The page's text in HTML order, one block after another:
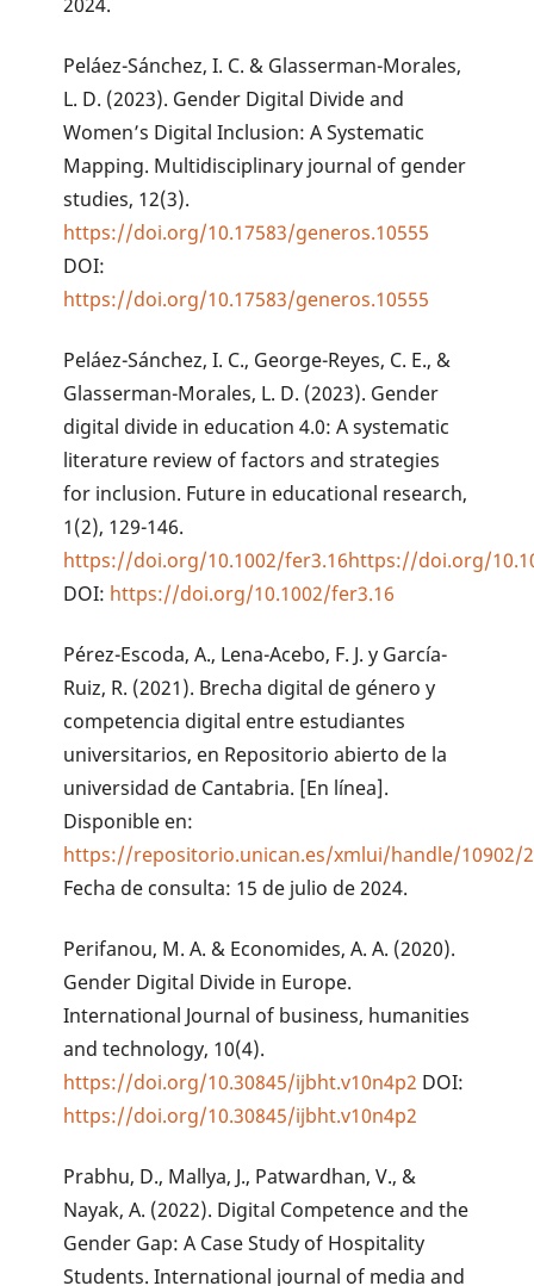
2024.
Peláez-Sánchez, I. C. & Glasserman-Morales,
L. D. (2023). Gender Digital Divide and
Women’s Digital Inclusion: A Systematic
Mapping. Multidisciplinary journal of gender
studies, 12(3).
https://doi.org/10.17583/generos.10555
DOI:
https://doi.org/10.17583/generos.10555
Peláez-Sánchez, I. C., George-Reyes, C. E., &
Glasserman-Morales, L. D. (2023). Gender
digital divide in education 4.0: A systematic
literature review of factors and strategies
for inclusion. Future in educational research,
1(2), 129-146.
https://doi.org/10.1002/fer3.16https://doi.org/
DOI: https://doi.org/10.1002/fer3.16
Pérez-Escoda, A., Lena-Acebo, F. J. y García-
Ruiz, R. (2021). Brecha digital de género y
competencia digital entre estudiantes
universitarios, en Repositorio abierto de la
universidad de Cantabria. [En línea].
Disponible en:
https://repositorio.unican.es/xmlui/handle/10902/
Fecha de consulta: 15 de julio de 2024.
Perifanou, M. A. & Economides, A. A. (2020).
Gender Digital Divide in Europe.
International Journal of business, humanities
and technology, 10(4).
https://doi.org/10.30845/ijbht.v10n4p2 DOI:
https://doi.org/10.30845/ijbht.v10n4p2
Prabhu, D., Mallya, J., Patwardhan, V., &
Nayak, A. (2022). Digital Competence and the
Gender Gap: A Case Study of Hospitality
Students. International journal of media and